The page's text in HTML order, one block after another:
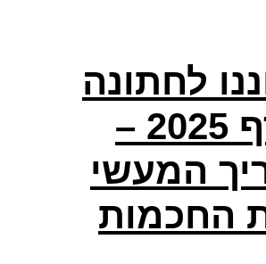
לחתונה
בחורף 2025 –
המעשי
החכמות